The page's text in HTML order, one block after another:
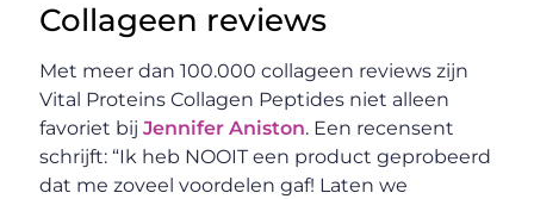
Collageen reviews
Met meer dan 100.000 collageen reviews zijn
Vital Proteins Collagen Peptides niet alleen
favoriet bijJennifer Aniston. Een recensent
schrijft: “Ik heb NOOIT een product geprobeerd
dat me zoveel voordelen gaf! Laten we